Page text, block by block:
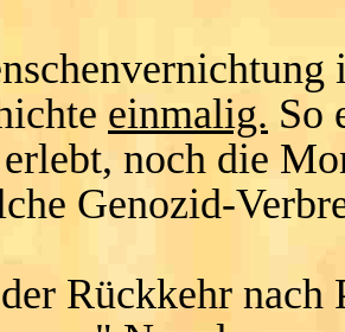
einmalig. So
noch die
Genozid-
Rückkehr nach